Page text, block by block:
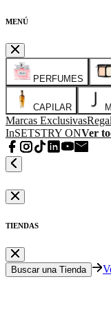
MENÚ
PERFUMES
CAPILAR
Marcas Exclusivas
InSETSTRY ONVer
TIENDAS
Buscar una Tienda